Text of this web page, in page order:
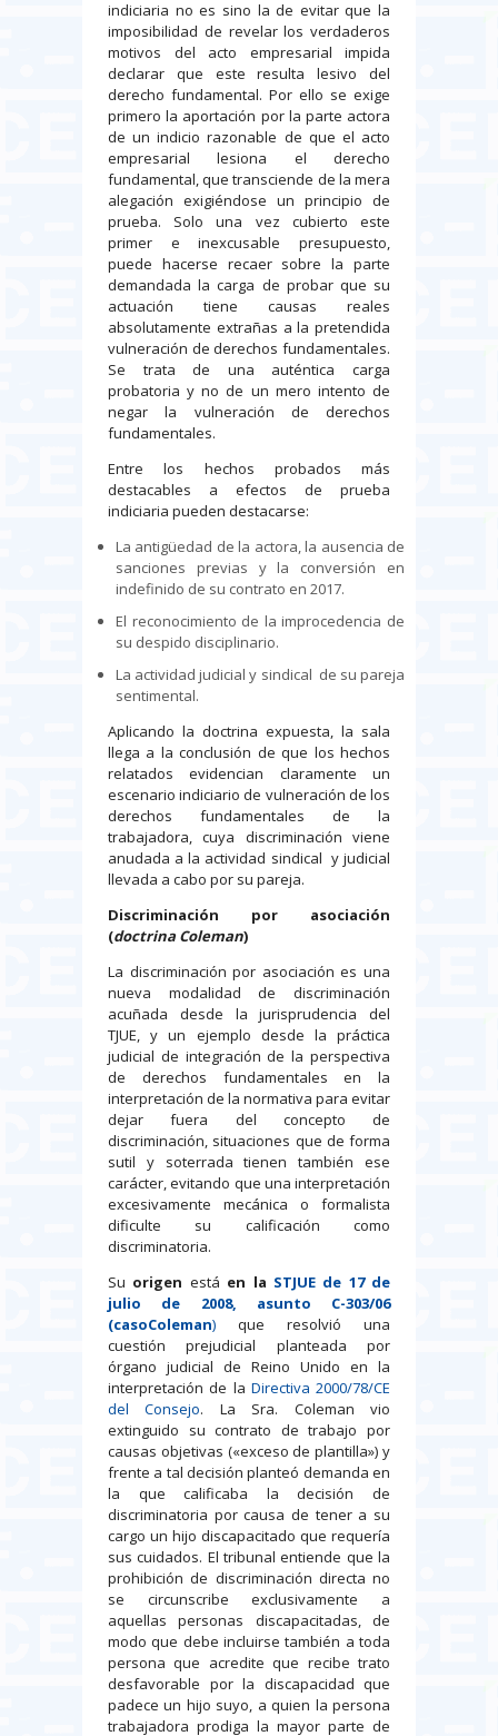
indiciaria no es sino la de evitar que la
imposibilidad de revelar los verdaderos
motivos del acto empresarial impida
declarar que este resulta lesivo del
derecho fundamental. Por ello se exige
primero la aportación por la parte actora
de un indicio razonable de que el acto
empresarial lesiona el derecho
fundamental, que transciende de la mera
alegación exigiéndose un principio de
prueba. Solo una vez cubierto este
primer e inexcusable presupuesto,
puede hacerse recaer sobre la parte
demandada la carga de probar que su
actuación tiene causas reales
absolutamente extrañas a la pretendida
vulneración de derechos fundamentales.
Se trata de una auténtica carga
probatoria y no de un mero intento de
negar la vulneración de derechos
fundamentales.
Entre los hechos probados más
destacables a efectos de prueba
indiciaria pueden destacarse:
La antigüedad de la actora, la ausencia de
sanciones previas y la conversión en
indefinido de su contrato en 2017.
El reconocimiento de la improcedencia de
su despido disciplinario.
La actividad judicial y sindical de su pareja
sentimental.
Aplicando la doctrina expuesta, la sala
llega a la conclusión de que los hechos
relatados evidencian claramente un
escenario indiciario de vulneración de los
derechos fundamentales de la
trabajadora, cuya discriminación viene
anudada a la actividad sindical y judicial
llevada a cabo por su pareja.
Discriminación por asociación
(doctrina Coleman)
La discriminación por asociación es una
nueva modalidad de discriminación
acuñada desde la jurisprudencia del
TJUE, y un ejemplo desde la práctica
judicial de integración de la perspectiva
de derechos fundamentales en la
interpretación de la normativa para evitar
dejar fuera del concepto de
discriminación, situaciones que de forma
sutil y soterrada tienen también ese
carácter, evitando que una interpretación
excesivamente mecánica o formalista
dificulte su calificación como
discriminatoria.
Su origen está en la STJUE de 17 de
julio de 2008, asunto C-303/06
(casoColeman) que resolvió una
cuestión prejudicial planteada por
órgano judicial de Reino Unido en la
interpretación de la Directiva 2000/78/CE
del Consejo. La Sra. Coleman vio
extinguido su contrato de trabajo por
causas objetivas («exceso de plantilla») y
frente a tal decisión planteó demanda en
la que calificaba la decisión de
discriminatoria por causa de tener a su
cargo un hijo discapacitado que requería
sus cuidados. El tribunal entiende que la
prohibición de discriminación directa no
se circunscribe exclusivamente a
aquellas personas discapacitadas, de
modo que debe incluirse también a toda
persona que acredite que recibe trato
desfavorable por la discapacidad que
padece un hijo suyo, a quien la persona
trabajadora prodiga la mayor parte de